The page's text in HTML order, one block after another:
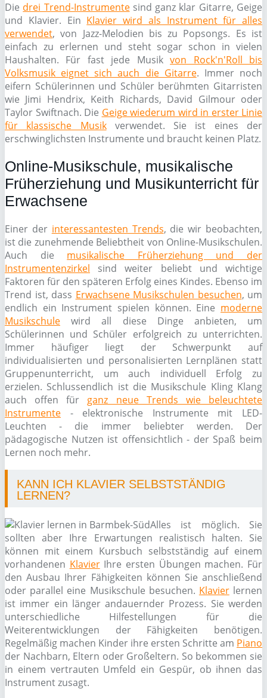
Die drei Trend-Instrumentesind ganz klar Gitarre, Geige
und Klavier. Ein Klavier wird als Instrument für alles
verwendet, von Jazz-Melodien bis zu Popsongs. Es ist
einfach zu erlernen und steht sogar schon in vielen
Haushalten. Für fast jede Musikvon Rock'n'Roll bis
Volksmusik eignet sich auch die Gitarre. Immer noch
eifern Schülerinnen und Schüler berühmten Gitarristen
wie Jimi Hendrix, Keith Richards, David Gilmour oder
Taylor Swiftnach. Die Geige wiederum wird in erster Linie
für klassische Musikverwendet. Sie ist eines der
erschwinglichsten Instrumente und braucht keinen Platz.
Online-Musikschule, musikalische
Früherziehung und Musikunterricht für
Erwachsene
Einer der interessantesten Trends, die wir beobachten,
ist die zunehmende Beliebtheit von Online-Musikschulen.
Auch die musikalische Früherziehung und der
Instrumentenzirkel sind weiter beliebt und wichtige
Faktoren für den späteren Erfolg eines Kindes. Ebenso im
Trend ist, dass Erwachsene Musikschulen besuchen, um
endlich ein Instrument spielen können. Eine moderne
Musikschule wird all diese Dinge anbieten, um
Schülerinnen und Schüler erfolgreich zu unterrichten.
Immer häufiger liegt der Schwerpunkt auf
individualisierten und personalisierten Lernplänen statt
Gruppenunterricht, um auch individuell Erfolg zu
erzielen. Schlussendlich ist die Musikschule Kling Klang
auch offen für ganz neue Trends wie beleuchtete
Instrumente - elektronische Instrumente mit LED-
Leuchten - die immer beliebter werden. Der
pädagogische Nutzen ist offensichtlich - der Spaß beim
Lernen noch mehr.
KANN ICH KLAVIER SELBSTSTÄNDIG
LERNEN?
Alles ist möglich. Sie
sollten aber Ihre Erwartungen realistisch halten. Sie
können mit einem Kursbuch selbstständig auf einem
vorhandenen KlavierIhre ersten Übungen machen. Für
den Ausbau Ihrer Fähigkeiten können Sie anschließend
oder parallel eine Musikschule besuchen. Klavierlernen
ist immer ein länger andauernder Prozess. Sie werden
unterschiedliche Hilfestellungen für die
Weiterentwicklungen der Fähigkeiten benötigen.
Regelmäßig machen Kinder ihre ersten Schritte am Piano
der Nachbarn, Eltern oder Großeltern. So bekommen sie
in einem vertrauten Umfeld ein Gespür, ob ihnen das
Instrument zusagt.